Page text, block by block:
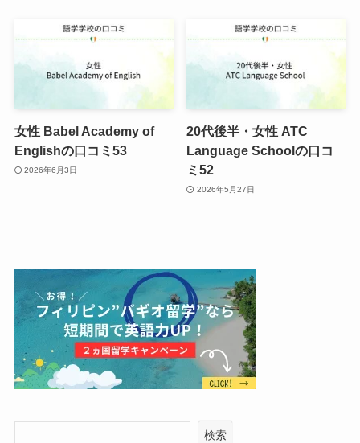
女性 Babel Academy of
Englishの口コミ53
2026年6月3日
20代後半・女性 ATC
Language Schoolの口コ
ミ52
2026年5月27日
検索